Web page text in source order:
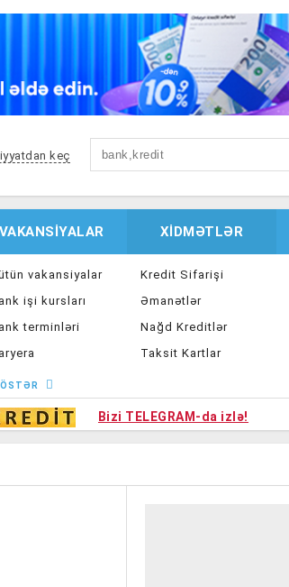
keç
VAKANSIYALAR
vakansiyalar
işi kursları
terminləri
inkişaf
XIDMƏTLƏR
Kredit Sifarişi
Əmanətlər
Nağd Kreditlər
Taksit Kartlar
Kart sifarişi
Bizi TELEGRAM-da izlə!